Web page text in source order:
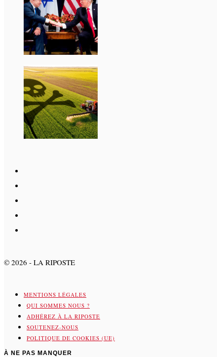
© 2026 - LA RIPOSTE
MENTIONS LÉGALES
QUI SOMMES NOUS ?
ADHÉREZ À LA RIPOSTE
SOUTENEZ-NOUS
POLITIQUE DE COOKIES (UE)
À NE PAS MANQUER